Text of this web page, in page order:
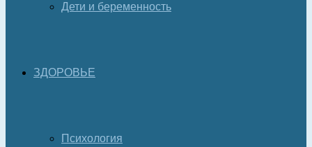
Дети и беременность
ЗДОРОВЬЕ
Психология